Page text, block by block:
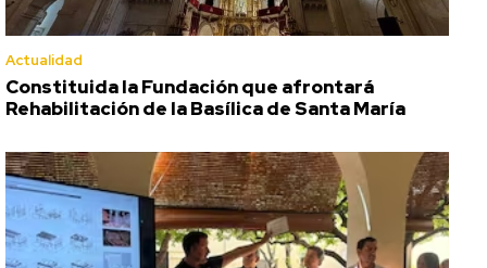
Actualidad
Constituida la Fundación que afrontará
Rehabilitación de la Basílica de Santa María